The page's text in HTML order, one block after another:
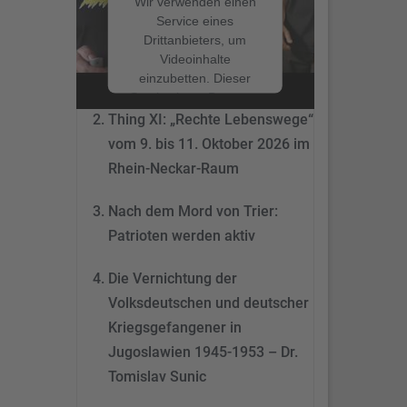
Service eines
Drittanbieters, um
Videoinhalte
einzubetten. Dieser
Service kann Daten zu
Ihren Aktivitäten
sammeln. Bitte lesen
Sie die Details durch
und stimmen Sie der
zu, um dieses Video
anzusehen.
Mehr
Informationen
Akzeptieren
powered by
Usercentrics Consent
Nach dem Mord von Trier:
Patrioten werden aktiv
Thing XI: „Rechte Lebenswege“
vom 9. bis 11. Oktober 2026 im
Rhein-Neckar-Raum
Nach dem Mord von Trier:
Patrioten werden aktiv
Die Vernichtung der
Volksdeutschen und deutscher
Kriegsgefangener in
Jugoslawien 1945-1953 – Dr.
Tomislav Sunic